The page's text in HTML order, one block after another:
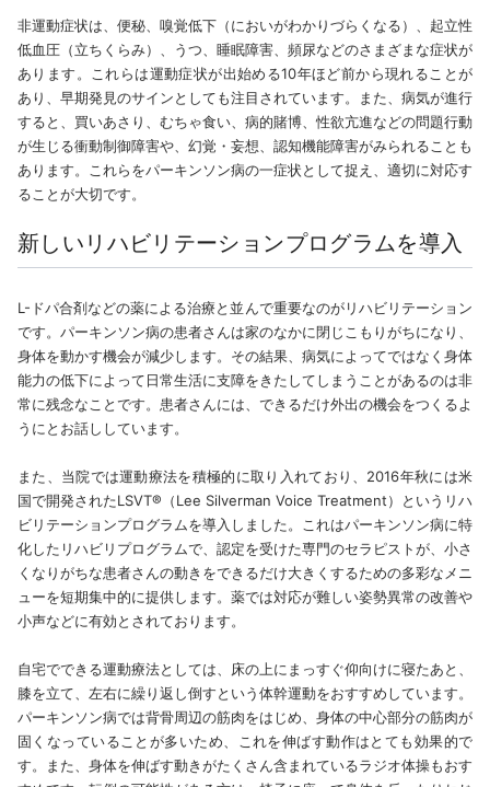
非運動症状は、便秘、嗅覚低下（においがわかりづらくなる）、起立性
低血圧（立ちくらみ）、うつ、睡眠障害、頻尿などのさまざまな症状が
あります。これらは運動症状が出始める10年ほど前から現れることが
あり、早期発見のサインとしても注目されています。また、病気が進行
すると、買いあさり、むちゃ食い、病的賭博、性欲亢進などの問題行動
が生じる衝動制御障害や、幻覚・妄想、認知機能障害がみられることも
あります。これらをパーキンソン病の一症状として捉え、適切に対応す
ることが大切です。
新しいリハビリテーションプログラムを導入
L-ドパ合剤などの薬による治療と並んで重要なのがリハビリテーション
です。パーキンソン病の患者さんは家のなかに閉じこもりがちになり、
身体を動かす機会が減少します。その結果、病気によってではなく身体
能力の低下によって日常生活に支障をきたしてしまうことがあるのは非
常に残念なことです。患者さんには、できるだけ外出の機会をつくるよ
うにとお話ししています。
また、当院では運動療法を積極的に取り入れており、2016年秋には米
国で開発されたLSVT®（Lee Silverman Voice Treatment）というリハ
ビリテーションプログラムを導入しました。これはパーキンソン病に特
化したリハビリプログラムで、認定を受けた専門のセラピストが、小さ
くなりがちな患者さんの動きをできるだけ大きくするための多彩なメニ
ューを短期集中的に提供します。薬では対応が難しい姿勢異常の改善や
小声などに有効とされております。
自宅でできる運動療法としては、床の上にまっすぐ仰向けに寝たあと、
膝を立て、左右に繰り返し倒すという体幹運動をおすすめしています。
パーキンソン病では背骨周辺の筋肉をはじめ、身体の中心部分の筋肉が
固くなっていることが多いため、これを伸ばす動作はとても効果的で
す。また、身体を伸ばす動きがたくさん含まれているラジオ体操もおす